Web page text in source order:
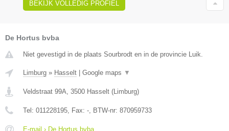
BEKIJK VOLLEDIG PROFIEL
De Hortus bvba
Niet gevestigd in de plaats Sourbrodt en in de provincie Luik.
Limburg » Hasselt Google maps ▼
Veldstraat 99A, 3500 Hasselt (Limburg)
Tel: 011228195, Fax: -, BTW-nr: 870959733
E-mail › De Hortus bvba